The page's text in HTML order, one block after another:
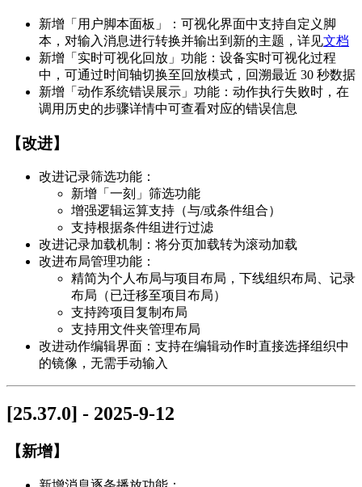
新增「用户脚本面板」：可视化界面中支持自定义脚
本，对输入消息进行转换并输出到新的主题，详见文档
新增「实时可视化回放」功能：设备实时可视化过程
中，可通过时间轴切换至回放模式，回溯最近 30 秒数据
新增「动作系统错误展示」功能：动作执行失败时，在
调用历史的步骤详情中可查看对应的错误信息
【改进】
改进记录筛选功能：
新增「一刻」筛选功能
增强逻辑运算支持（与/或条件组合）
支持根据条件组进行过滤
改进记录加载机制：将分页加载转为滚动加载
改进布局管理功能：
精简为个人布局与项目布局，下线组织布局、记录
布局（已迁移至项目布局）
支持跨项目复制布局
支持用文件夹管理布局
改进动作编辑界面：支持在编辑动作时直接选择组织中
的镜像，无需手动输入
[25.37.0] - 2025-9-12
【新增】